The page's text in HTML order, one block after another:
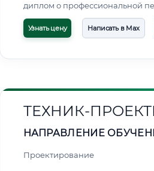
диплом о профессиональной
Узнать цену Написать в Max
ТЕХНИК-
НАПРАВЛЕНИЕ
Проектирование